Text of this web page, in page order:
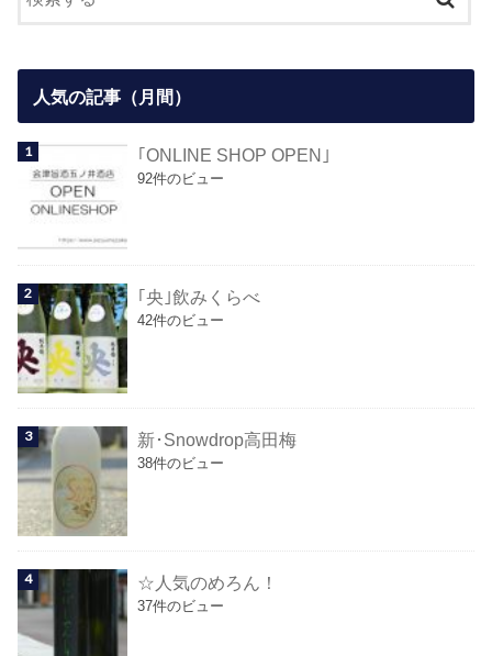
人気の記事（月間）
｢ONLINE SHOP OPEN｣
92件のビュー
｢央｣飲みくらべ
42件のビュー
新･Snowdrop高田梅
38件のビュー
☆人気のめろん！
37件のビュー